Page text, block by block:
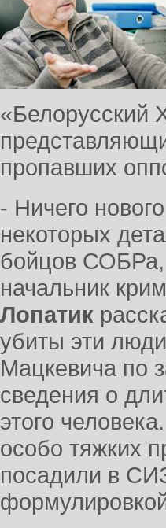
«Белорусский
пропавших
- Ничего нового
некоторых
бойцов СОБРа,
начальник
Лопатик
убиты эти
Мацкевича по
сведения о
этого
особо тяжких
посадили в